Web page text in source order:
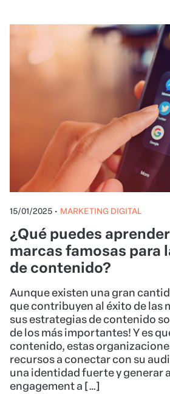
15/01/2025 • MARKETING DIGITAL
¿Qué puedes
marcas famosas para
de contenido?
Aunque existen una gran
que contribuyen al éxito de las
sus estrategias de contenido
de los más importantes! Y es
contenido, estas
recursos a conectar con su
una identidad fuerte y generar
engagement a […]